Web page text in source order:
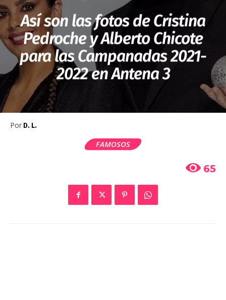
Así son las fotos de Cristina
Pedroche y Alberto Chicote
para las Campanadas 2021-
2022 en Antena 3
Por D. L.
FAMOSOS
65